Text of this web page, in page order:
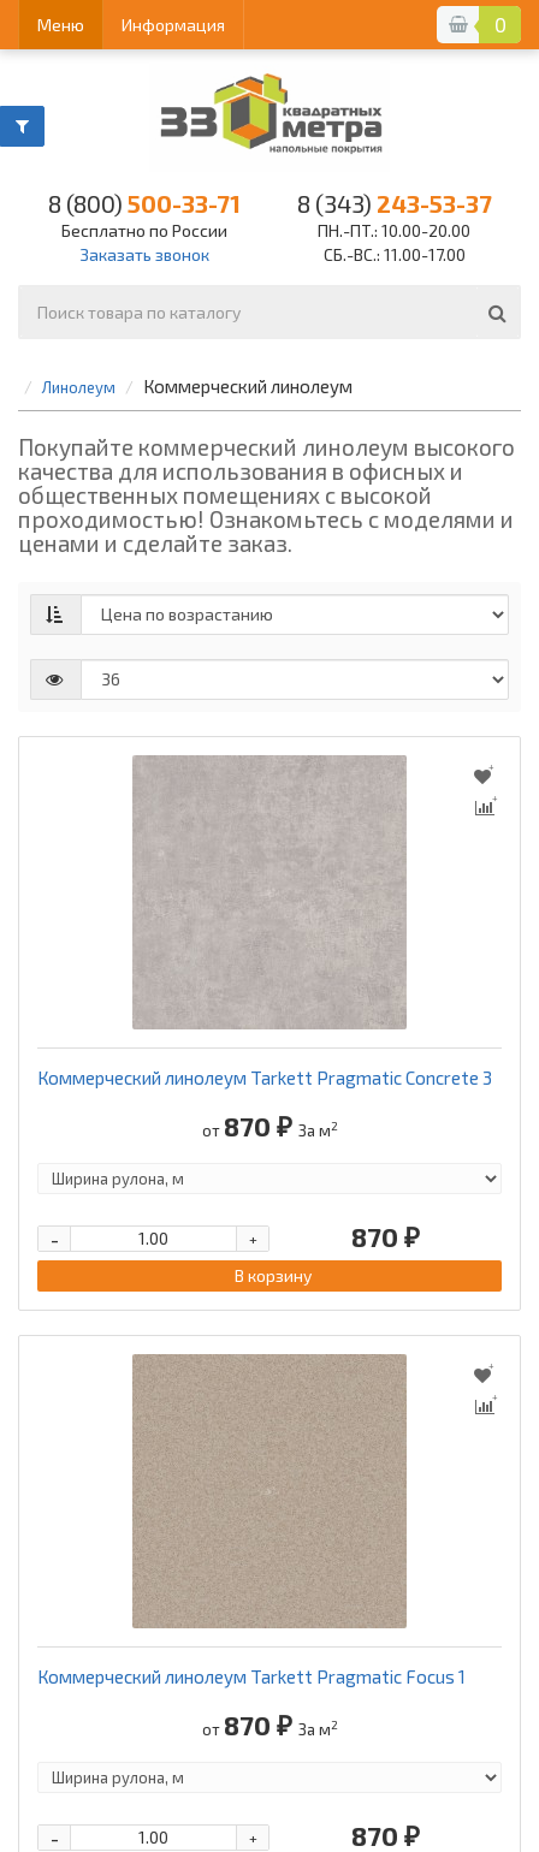
0
Меню Информация
8 (800) 500-33-71
Бесплатно по России
Заказать звонок
8 (343) 243-53-37
ПН.-ПТ.: 10.00-20.00
СБ.-ВС.: 11.00-17.00
Линолеум Коммерческий линолеум
Покупайте коммерческий линолеум высокого
качества для использования в офисных и
общественных помещениях с высокой
проходимостью! Ознакомьтесь с моделями и
ценами и сделайте заказ.
Коммерческий линолеум Tarkett Pragmatic Concrete 3
от 870 ₽ За м2
870 ₽
+
-
В корзину
Коммерческий линолеум Tarkett Pragmatic Focus 1
от 870 ₽ За м2
870 ₽
+
-